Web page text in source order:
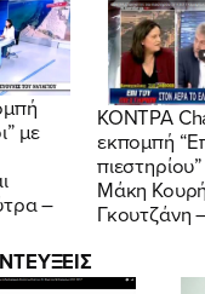
με
–
ΚΟΝΤΡΑ
εκπομπή
Μάκη
Γκουτζάνη